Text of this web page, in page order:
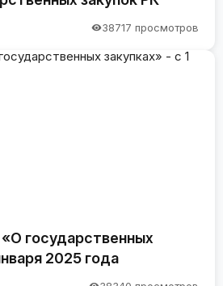
38717 просмотров
государственных
2025 года